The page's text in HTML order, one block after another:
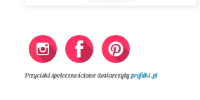
Przyciski społecznościowe dostarczyłyprofilki.pl